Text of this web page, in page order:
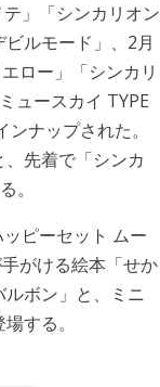
」「シンカリオン
ルモード」、2月
ロー」「シンカリ
ュースカイ TYPE
ナップされた。
先着で「シンカ
。
ピーセット ムー
がける絵本「せか
ボン」と、ミニ
する。